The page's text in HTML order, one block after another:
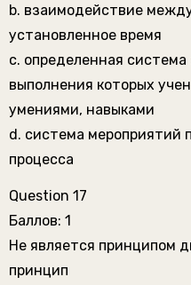
b. взаимодействие
установленное время
c. определенная
выполнения которых
умениями, навыками
d. система мероприятий
процесса
Question 17
Баллов: 1
Не является принципом
принцип